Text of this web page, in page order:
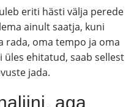
eriti hästi välja perede
ainult saatja, kuni
rada, oma tempo ja oma
ehitatud, saab sellest
jada.
aga